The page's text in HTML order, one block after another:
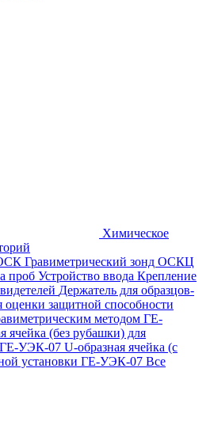
Химическое
Гравиметрический зонд ОСКЦ
проб Устройство ввода Крепление
Держатель для образцов-
оценки защитной способности
методом ГЕ-
ячейка (без рубашки) для
ГЕ-УЭК-07 U-образная ячейка (с
установки ГЕ-УЭК-07 Все